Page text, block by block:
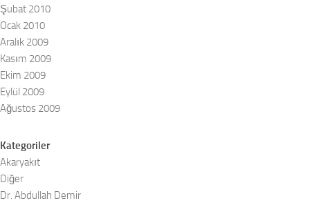
Şubat 2010
Ocak 2010
Aralık 2009
Kasım 2009
Ekim 2009
Eylül 2009
Ağustos 2009
Kategoriler
Akaryakıt
Diğer
Dr. Abdullah Demir